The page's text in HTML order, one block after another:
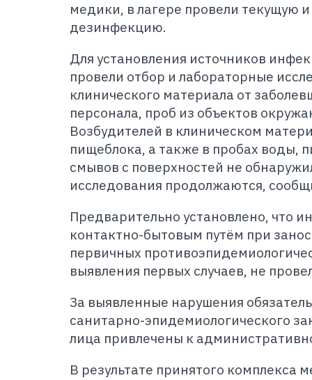
медики, в лагере провели текущую
дезинфекцию.
Для установления источников
провели отбор и лабораторные
клинического материала от
персонала, проб из объектов
Возбудителей в клиническом
пищеблока, а также в пробах воды,
смывов с поверхностей не
исследования продолжаются,
Предварительно установлено, что
контактно-бытовым путём при
первичных
выявления первых случаев, не
За выявленные нарушения
санитарно-эпидемиологического
лица привлечены к
В результате принятого комплекса